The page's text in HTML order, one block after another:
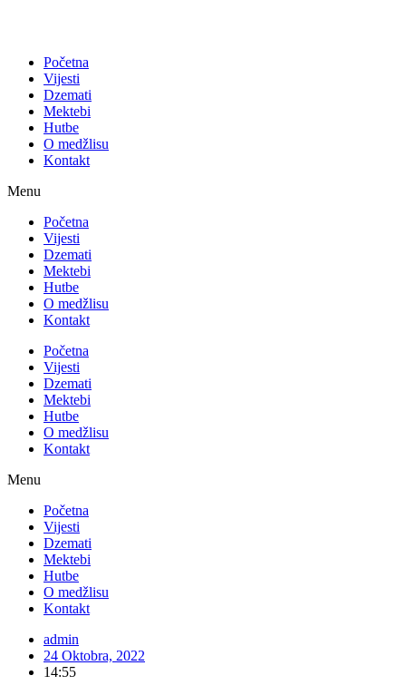
Početna
Vijesti
Dzemati
Mektebi
Hutbe
O medžlisu
Kontakt
Menu
Početna
Vijesti
Dzemati
Mektebi
Hutbe
O medžlisu
Kontakt
Početna
Vijesti
Dzemati
Mektebi
Hutbe
O medžlisu
Kontakt
Menu
Početna
Vijesti
Dzemati
Mektebi
Hutbe
O medžlisu
Kontakt
admin
24 Oktobra, 2022
14:55